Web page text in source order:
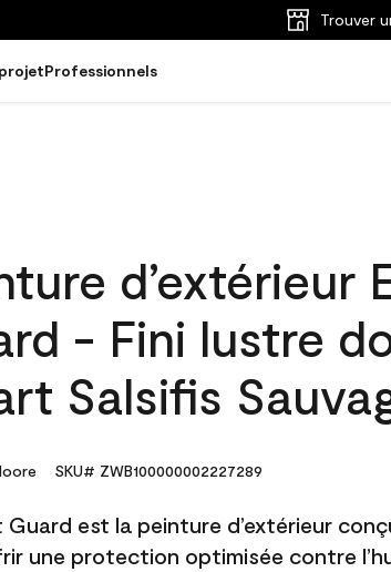
Trouver
Professionnels
d’extérieur
- Fini lustre
Salsifis
SKU# ZWB100000002227289
Guard est la peinture d’extérieur
une protection optimisée contre